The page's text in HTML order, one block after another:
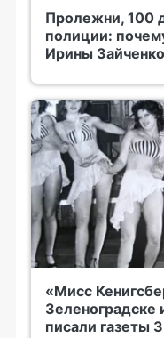
Пролежни, 100
полиции:
Ирины Зайченко
«Мисс
Зеленоградске
писали газеты